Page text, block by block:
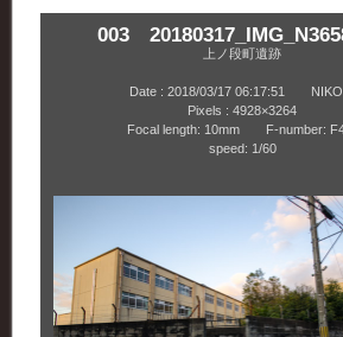
003
上ノ段町遺跡
Date : 2018/03/17 06:17:51
Pixels : 4928×3264
Focal length: 10mm F-number:
speed: 1/60